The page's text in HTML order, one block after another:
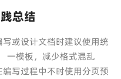
总结
写或设计文档时建议使用统
一模板，减少格式混乱
编写过程中不时使用分页预